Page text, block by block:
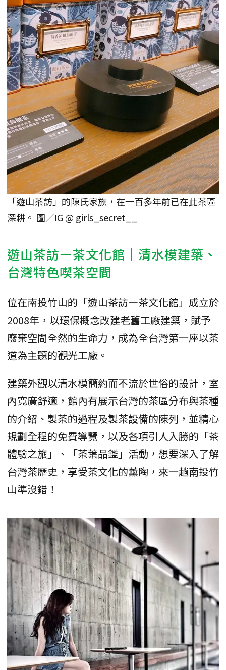
「遊山茶訪」的陳氏家族，在一百多年前已在此茶區
深耕。 圖／IG @ girls_secret__
遊山茶訪—茶文化館｜清水模建築、
台灣特色喫茶空間
位在南投竹山的「遊山茶訪—茶文化館」成立於
2008年，以環保概念改建老舊工廠建築，賦予
廢棄空間全然的生命力，成為全台灣第一座以茶
道為主題的觀光工廠。
建築外觀以清水模簡約而不流於世俗的設計，室
內寬廣舒適，館內有展示台灣的茶區分布與茶種
的介紹、製茶的過程及製茶設備的陳列，並精心
規劃全程的免費導覽，以及各項引人入勝的「茶
體驗之旅」、「茶葉品鑑」活動，想要深入了解
台灣茶歷史，享受茶文化的薰陶，來一趟南投竹
山準沒錯！